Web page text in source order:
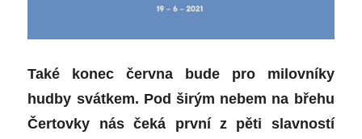
Také konec června bude pro milovníky
hudby svátkem. Pod širým nebem na břehu
Čertovky nás čeká první z pěti slavností